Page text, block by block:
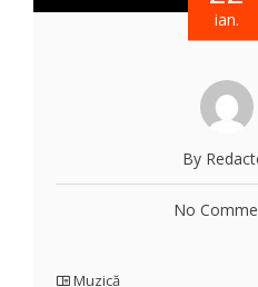
ian.
By
No
Muzică